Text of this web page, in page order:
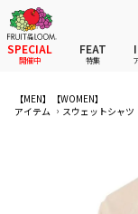
SPECIAL
開催中
FEAT
特集
全てのアイテム
スウェットパー
ワンピース
全てのメンズ ア
スウェットパー
セットアップ
全てのウィメンズ
スウェットパー
ワンピース
全てのキッズ
スウェットパー
ワンピース
【MEN】
【WOMEN】
アイテム
スウェットシャツ